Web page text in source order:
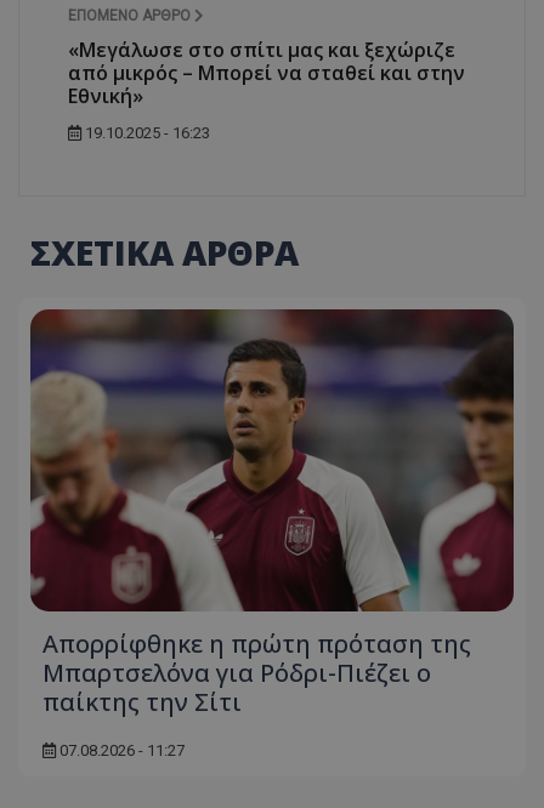
ΕΠΌΜΕΝΟ ΆΡΘΡΟ
«Μεγάλωσε στο σπίτι μας και ξεχώριζε
από μικρός – Μπορεί να σταθεί και στην
Εθνική»
19.10.2025 - 16:23
ΣΧΕΤΙΚΑ ΑΡΘΡΑ
Απορρίφθηκε η πρώτη πρόταση της
Μπαρτσελόνα για Ρόδρι-Πιέζει ο
παίκτης την Σίτι
07.08.2026 - 11:27